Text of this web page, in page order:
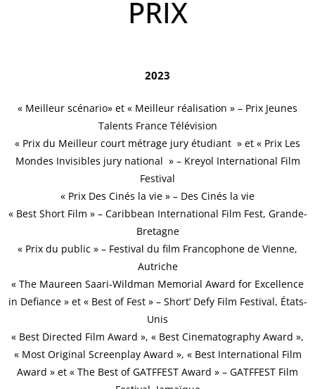
PRIX
2023
« Meilleur scénario» et « Meilleur réalisation » – Prix Jeunes
Talents France Télévision
« Prix du Meilleur court métrage jury étudiant » et « Prix Les
Mondes Invisibles jury national » – Kreyol International Film
Festival
« Prix Des Cinés la vie » – Des Cinés la vie
« Best Short Film » – Caribbean International Film Fest, Grande-
Bretagne
« Prix du public » – Festival du film Francophone de Vienne,
Autriche
« The Maureen Saari-Wildman Memorial Award for Excellence
in Defiance » et « Best of Fest » – Short’ Defy Film Festival, États-
Unis
« Best Directed Film Award », « Best Cinematography Award »,
« Most Original Screenplay Award », « Best International Film
Award » et « The Best of GATFFEST Award » – GATFFEST Film